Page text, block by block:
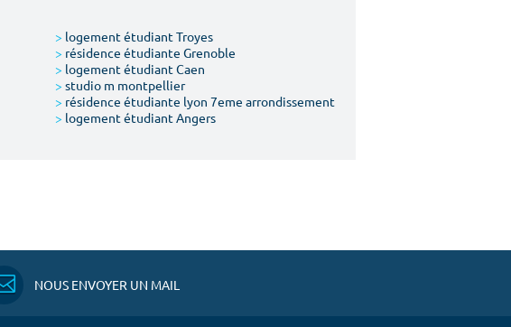
> logement étudiant Troyes
> résidence étudiante Grenoble
> logement étudiant Caen
> studio m montpellier
> résidence étudiante lyon 7eme arrondissement
> logement étudiant Angers
NOUS ENVOYER UN MAIL